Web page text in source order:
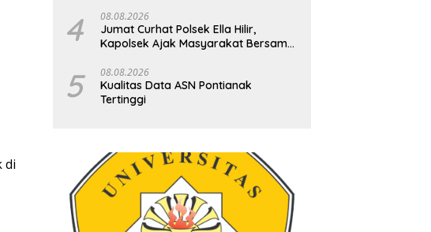
di
4 08.08.2026
Jumat Curhat Polsek Ella Hilir,
Kapolsek Ajak Masyarakat Bersama
5 08.08.2026
Kualitas Data ASN Pontianak
Tertinggi